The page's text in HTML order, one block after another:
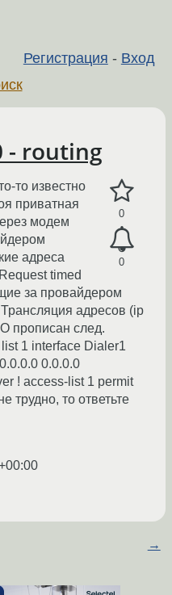
Регистрация - Вход
- routing
0
0
то известно
приватная
модем
адреса
timed
за провайдером
адресов (ip
прописан след.
1 interface Dialer1
0.0.0.0
! access-list 1 permit
трудно, то ответьте
→